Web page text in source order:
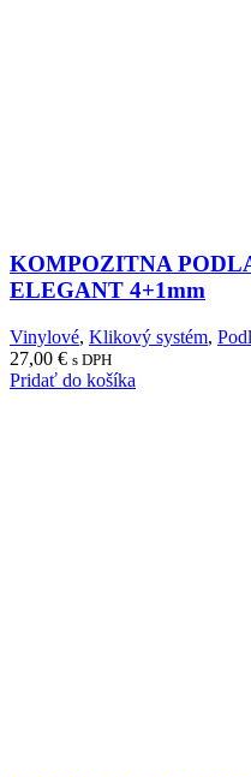
KOMPOZITNA
ELEGANT 4+1mm
Vinylové, Klikový systém,
27,00 € s DPH
Pridať do košíka